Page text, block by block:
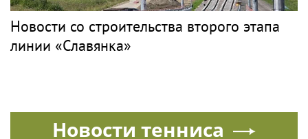
Новости со строительства второго этапа
линии «Славянка»
Новости тенниса